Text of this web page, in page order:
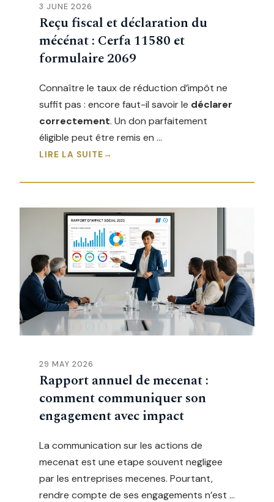
3 JUNE 2026
Reçu fiscal et déclaration du
mécénat : Cerfa 11580 et
formulaire 2069
Connaître le taux de réduction d’impôt ne
suffit pas : encore faut-il savoir le déclarer
correctement. Un don parfaitement
éligible peut être remis en …
LIRE LA SUITE
29 MAY 2026
Rapport annuel de mecenat :
comment communiquer son
engagement avec impact
La communication sur les actions de
mecenat est une etape souvent negligee
par les entreprises mecenes. Pourtant,
rendre compte de ses engagements n’est …